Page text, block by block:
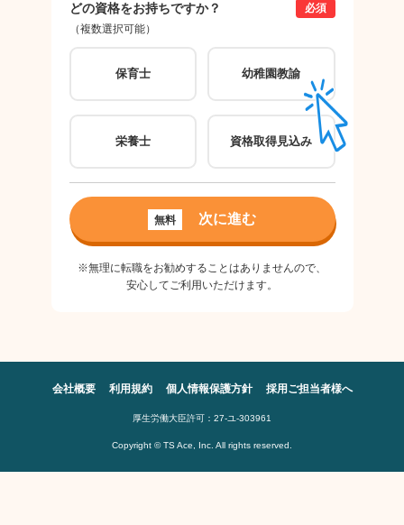
どの資格をお持ちですか？
（複数選択可能）
必須
保育士 幼稚園教諭
栄養士 資格取得見込み
無料 次に進む
※無理に転職をお勧めすることはありませんので、
安心してご利用いただけます。
会社概要 利用規約 個人情報保護方針 採用ご担当者様へ
厚生労働大臣許可：27-ユ-303961
Copyright © TS Ace, Inc. All rights reserved.